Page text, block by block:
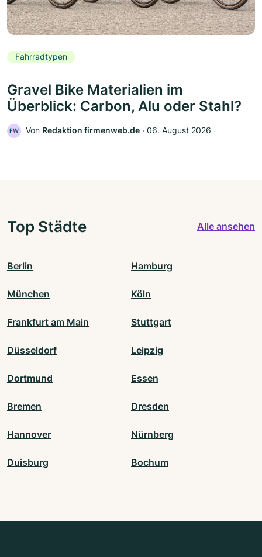
Fahrradtypen
Gravel Bike Materialien im
Überblick: Carbon, Alu oder Stahl?
FW Von Redaktion firmenweb.de ‧ 06. August 2026
Top Städte Alle ansehen
Berlin Hamburg
München Köln
Frankfurt am Main Stuttgart
Düsseldorf Leipzig
Dortmund Essen
Bremen Dresden
Hannover Nürnberg
Duisburg Bochum